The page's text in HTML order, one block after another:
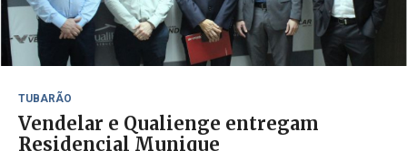
TUBARÃO
Vendelar e Qualienge entregam
Residencial Munique